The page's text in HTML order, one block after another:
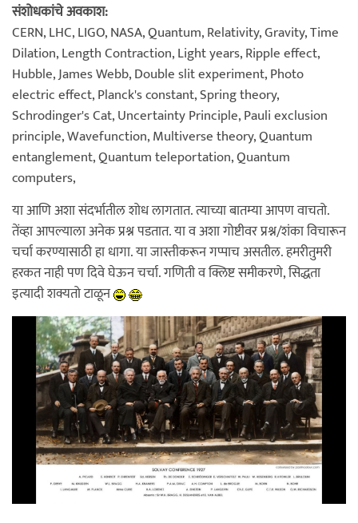
संशोधकांचे अवकाश:
CERN, LHC, LIGO, NASA, Quantum, Relativity, Gravity, Time
Dilation, Length Contraction, Light years, Ripple effect,
Hubble, James Webb, Double slit experiment, Photo
electric effect, Planck's constant, Spring theory,
Schrodinger's Cat, Uncertainty Principle, Pauli exclusion
principle, Wavefunction, Multiverse theory, Quantum
entanglement, Quantum teleportation, Quantum
computers,
या आणि अशा संदर्भातील शोध लागतात. त्याच्या बातम्या आपण वाचतो.
तेंव्हा आपल्याला अनेक प्रश्न पडतात. या व अशा गोष्टीवर प्रश्न/शंका विचारून
चर्चा करण्यासाठी हा धागा. या जास्तीकरून गप्पाच असतील. हमरीतुमरी
हरकत नाही पण दिवे घेऊन चर्चा. गणिती व क्लिष्ट समीकरणे, सिद्धता
इत्यादी शक्यतो टाळून